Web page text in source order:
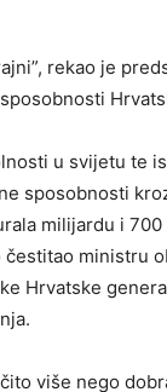
rekao je
u svijetu te
sposobnosti
milijardu i
ministru
Hrvatske
više nego